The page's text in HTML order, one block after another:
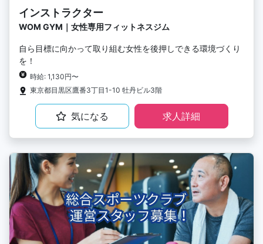
インストラクター
WOM GYM｜女性専用フィットネスジム
自ら目標に向かって取り組む女性を後押しできる環境づくり
を！
時給: 1,130円〜
東京都目黒区鷹番3丁目1-10 牡丹ビル3階
気になる 求人詳細